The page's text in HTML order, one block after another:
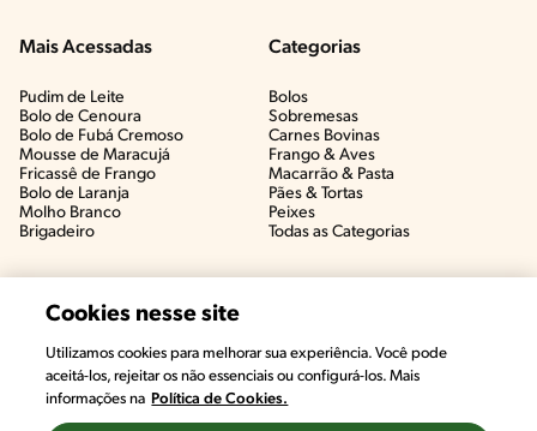
Mais Acessadas
Pudim de Leite
Bolo de Cenoura
Bolo de Fubá Cremoso
Mousse de Maracujá
Fricassê de Frango
Bolo de Laranja
Molho Branco
Brigadeiro
Categorias
Bolos
Sobremesas
Carnes Bovinas​
Frango & Aves​
Macarrão & Pasta​
Pães & Tortas​
Peixes
Todas as Categorias
Cookies nesse site
Utilizamos cookies para melhorar sua experiência. Você pode
aceitá-los, rejeitar os não essenciais ou configurá-los. Mais
informações na Política de Cookies.